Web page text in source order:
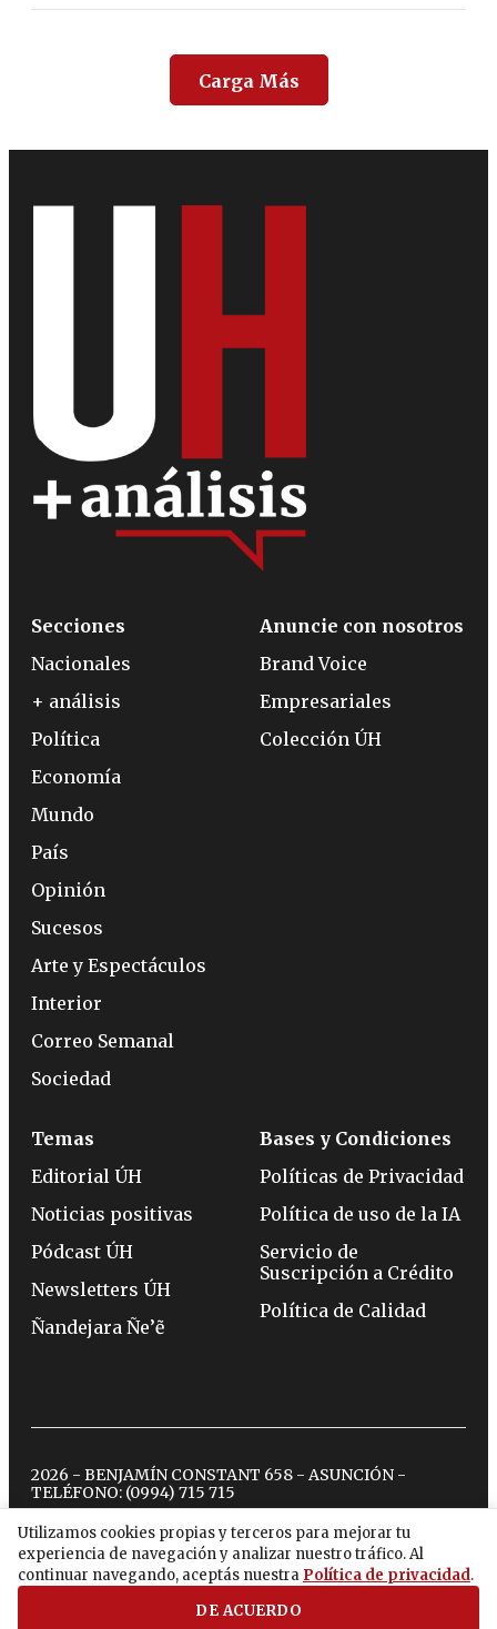
Carga Más
Utilizamos cookies propias y terceros para mejorar tu
experiencia de navegación y analizar nuestro tráfico. Al
continuar navegando, aceptás nuestra Política de privacidad.
DE ACUERDO
Secciones
Nacionales
+ análisis
Política
Economía
Mundo
País
Opinión
Sucesos
Arte y Espectáculos
Interior
Correo Semanal
Sociedad
Anuncie con nosotros
Brand Voice
Empresariales
Colección ÚH
Temas
Editorial ÚH
Noticias positivas
Pódcast ÚH
Newsletters ÚH
Ñandejara Ñe’ẽ
Bases y Condiciones
Políticas de Privacidad
Política de uso de la IA
Servicio de
Suscripción a Crédito
Política de Calidad
2026 - BENJAMÍN CONSTANT 658 - ASUNCIÓN -
TELÉFONO: (0994) 715 715
twitterinstagram
facebook
tiktokyoutubespotify